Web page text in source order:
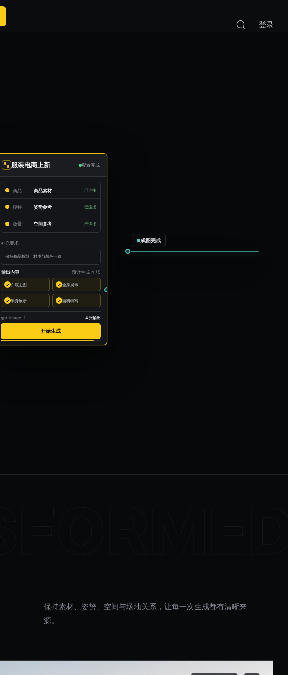
登录
服装电商上新 配置完成
商品 商品素材 已连接
模特 姿势参考 已连接
场景 空间参考 已连接
补充要求
保持商品版型、材质与颜色一致
输出内容 预计生成 4 张
✓ 白底主图 ✓ 全身展示
✓ 半身展示 ✓ 面料特写
gpt-image-2 4 张输出
开始生成
成图完成
保持素材、姿势、空间与场地关系，让每一次生成都有清晰来
源。